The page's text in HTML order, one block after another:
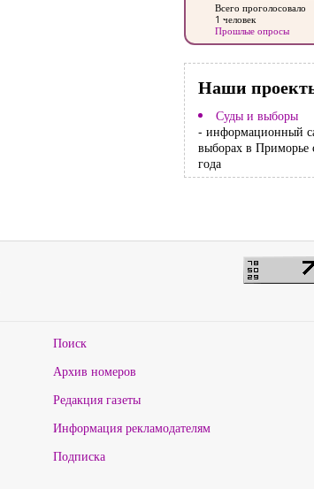
Всего проголосовало
1 человек
Прошлые опросы
Наши
Суды и выборы
- информационный
выборах в Приморье
года
Поиск
Архив номеров
Редакция газеты
Информация рекламодателям
Подписка